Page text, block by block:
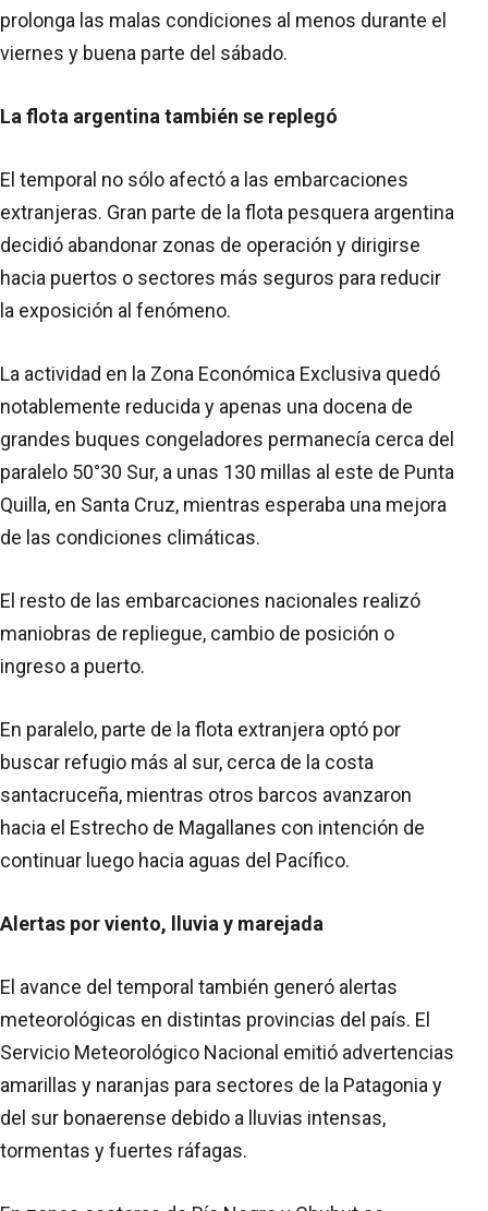
prolonga las malas condiciones al menos durante el
viernes y buena parte del sábado.
La flota argentina también se replegó
El temporal no sólo afectó a las embarcaciones
extranjeras. Gran parte de la flota pesquera argentina
decidió abandonar zonas de operación y dirigirse
hacia puertos o sectores más seguros para reducir
la exposición al fenómeno.
La actividad en la Zona Económica Exclusiva quedó
notablemente reducida y apenas una docena de
grandes buques congeladores permanecía cerca del
paralelo 50°30 Sur, a unas 130 millas al este de Punta
Quilla, en Santa Cruz, mientras esperaba una mejora
de las condiciones climáticas.
El resto de las embarcaciones nacionales realizó
maniobras de repliegue, cambio de posición o
ingreso a puerto.
En paralelo, parte de la flota extranjera optó por
buscar refugio más al sur, cerca de la costa
santacruceña, mientras otros barcos avanzaron
hacia el Estrecho de Magallanes con intención de
continuar luego hacia aguas del Pacífico.
Alertas por viento, lluvia y marejada
El avance del temporal también generó alertas
meteorológicas en distintas provincias del país. El
Servicio Meteorológico Nacional emitió advertencias
amarillas y naranjas para sectores de la Patagonia y
del sur bonaerense debido a lluvias intensas,
tormentas y fuertes ráfagas.